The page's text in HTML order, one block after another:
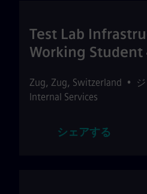
Test Lab
Working Student
Zug, Zug, Switzerland •
Internal Services
シェアする